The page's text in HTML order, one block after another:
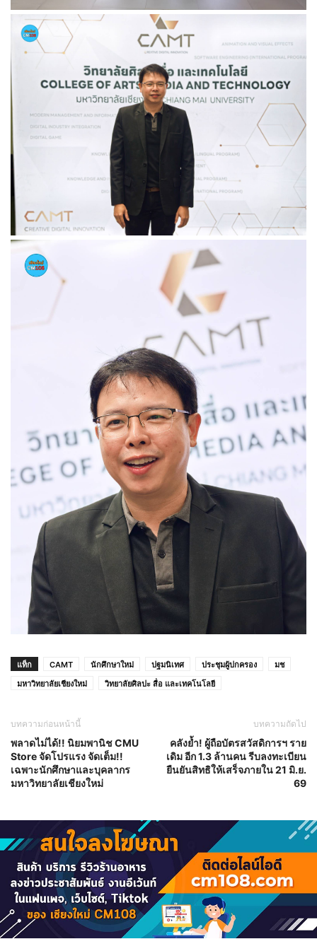
แท็ก CAMT นักศึกษาใหม่ ปฐมนิเทศ ประชุมผู้ปกครอง
มช
มหาวิทยาลัยเชียงใหม่
วิทยาลัยศิลปะ สื่อ และเทคโนโลยี
บทความก่อนหน้านี้
พลาดไม่ได้!! นิยมพานิช CMU
Store จัดโปรแรง จัดเต็ม!!
เฉพาะนักศึกษาและบุคลากร
มหาวิทยาลัยเชียงใหม่
บทความถัดไป
คลังย้ำ! ผู้ถือบัตรสวัสดิการฯ ราย
เดิม อีก 1.3 ล้านคน รีบลงทะเบียน
ยืนยันสิทธิให้เสร็จภายใน 21 มิ.ย.
69